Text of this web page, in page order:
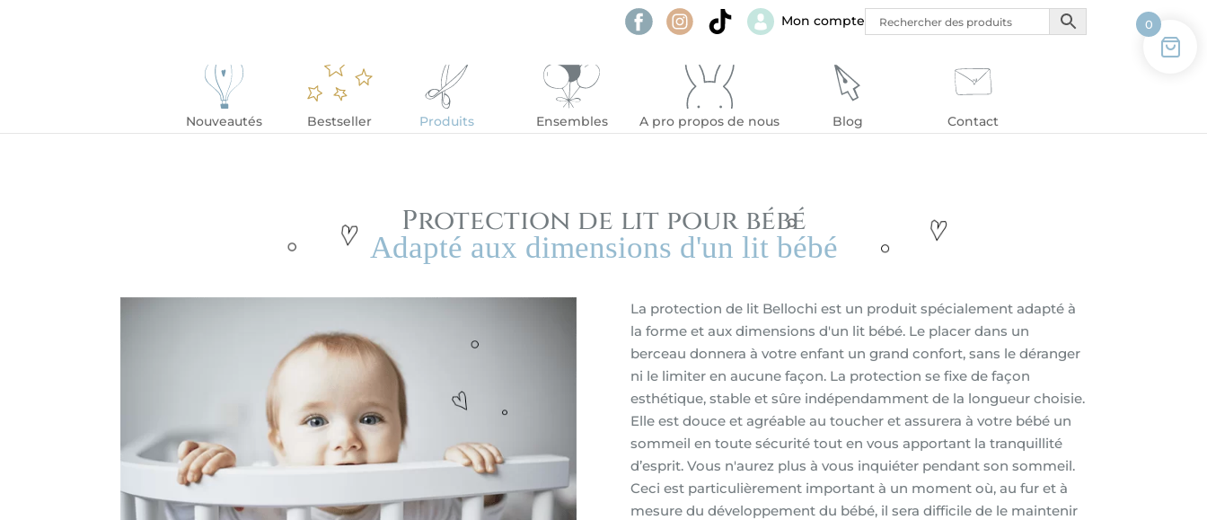
Mon compte
Nouveautés Bestseller Produits Ensembles A pro propos de nous Blog Contact
Protection de lit pour bébé
Adapté aux dimensions d'un lit bébé
La protection de lit Bellochi est un produit spécialement adapté à
la forme et aux dimensions d'un lit bébé. Le placer dans un
berceau donnera à votre enfant un grand confort, sans le déranger
ni le limiter en aucune façon. La protection se fixe de façon
esthétique, stable et sûre indépendamment de la longueur choisie.
Elle est douce et agréable au toucher et assurera à votre bébé un
sommeil en toute sécurité tout en vous apportant la tranquillité
d’esprit. Vous n'aurez plus à vous inquiéter pendant son sommeil.
Ceci est particulièrement important à un moment où, au fur et à
mesure du développement du bébé, il sera difficile de le maintenir
0